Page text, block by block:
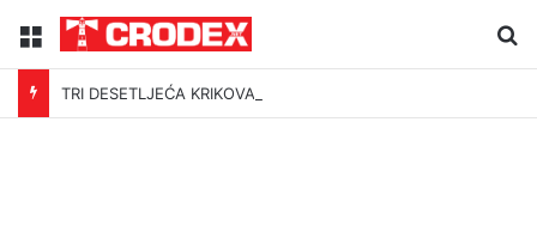
Menu
TRI DESETLJEĆA KRIKOVA OČAJNIKA